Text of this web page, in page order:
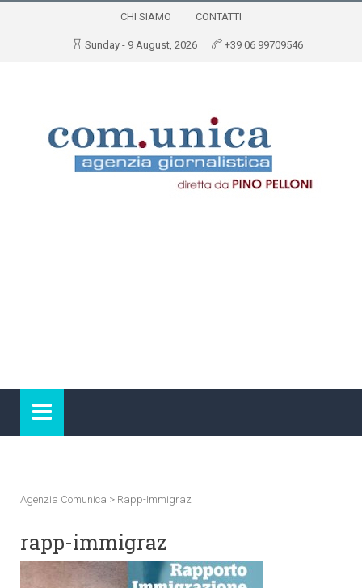
CHI SIAMO CONTATTI
Sunday - 9 August, 2026 +39 06 99709546
Agenzia Comunica > Rapp-Immigraz
rapp-immigraz